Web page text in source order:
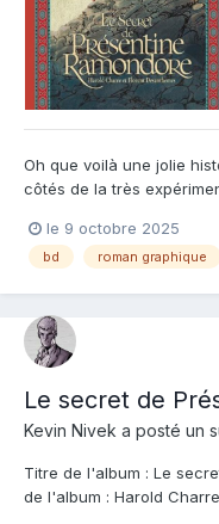
Oh que voilà une jolie
côtés de la très
saveur, bien à l'abri de
magique tant il semble
le 9 octobre 2025
bd roman graphique
Le secret de
Kevin Nivek a posté un
Titre de l'album : Le
de l'album : Harold